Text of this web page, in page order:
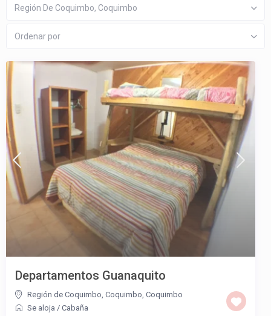
Región De Coquimbo, Coquimbo
Ordenar por
Departamentos Guanaquito
Región de Coquimbo, Coquimbo,Coquimbo
Se aloja /Cabaña